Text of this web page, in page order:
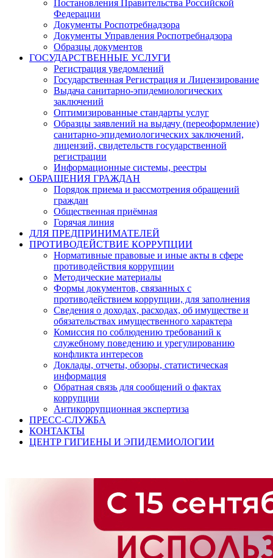
Постановления Правительства Российской
Федерации
Документы Роспотребнадзора
Документы Управления Роспотребнадзора
Образцы документов
ГОСУДАРСТВЕННЫЕ УСЛУГИ
Регистрация уведомлений
Государственная Регистрация и Лицензирование
Выдача санитарно-эпидемиологических
заключений
Оптимизированные стандарты услуг
Образцы заявлений на выдачу (переоформление)
санитарно-эпидемиологических заключений,
лицензий, свидетельств государственной
регистрации
Информационные системы, реестры
ОБРАЩЕНИЯ ГРАЖДАН
Порядок приема и рассмотрения обращений
граждан
Общественная приёмная
Горячая линия
ДЛЯ ПРЕДПРИНИМАТЕЛЕЙ
ПРОТИВОДЕЙСТВИЕ КОРРУПЦИИ
Нормативные правовые и иные акты в сфере
противодействия коррупции
Методические материалы
Формы документов, связанных с
противодействием коррупции, для заполнения
Сведения о доходах, расходах, об имуществе и
обязательствах имущественного характера
Комиссия по соблюдению требований к
служебному поведению и урегулированию
конфликта интересов
Доклады, отчеты, обзоры, статистическая
информация
Обратная связь для сообщений о фактах
коррупции
Антикоррупционная экспертиза
ПРЕСС-СЛУЖБА
КОНТАКТЫ
ЦЕНТР ГИГИЕНЫ И ЭПИДЕМИОЛОГИИ